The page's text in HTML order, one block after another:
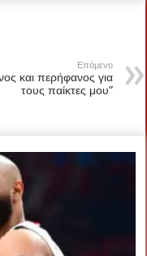
Επόμενο
και περήφανος για
τους παίκτες μου”